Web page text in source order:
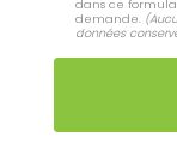
dans ce
demande.
données